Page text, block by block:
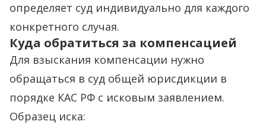
определяет суд индивидуально для каждого
конкретного случая.
Куда обратиться за компенсацией
Для взыскания компенсации нужно
обращаться в суд общей юрисдикции в
порядке КАС РФ с исковым заявлением.
Образец иска: